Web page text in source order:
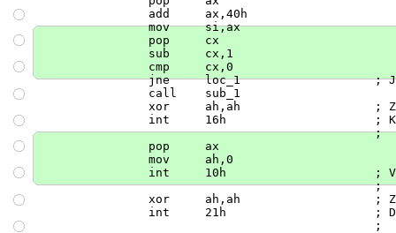
                    add     ax,40h
                    mov     si,ax
                    pop     cx
                    sub     cx,1
                    cmp     cx,0
jne     loc_1                   ;
                    call    sub_1
xor     ah,ah                   ;
int     16h                     ;
;
                    pop     ax
                    mov     ah,0
int     10h                     ;
;
xor     ah,ah                   ;
int     21h                     ;
;